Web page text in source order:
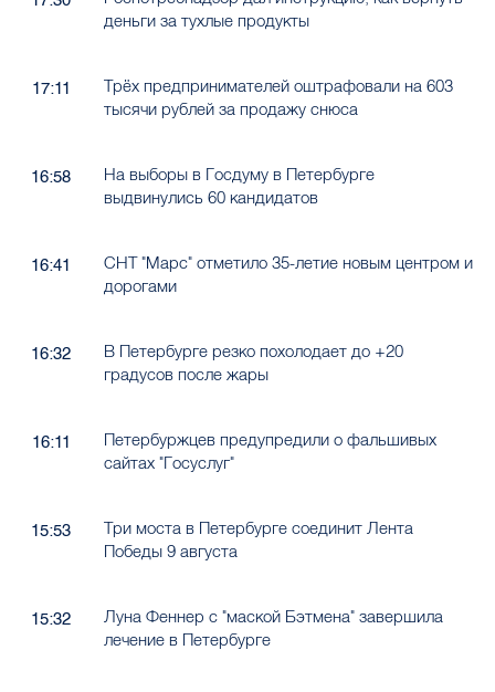
деньги за тухлые продукты
17:11
Трёх предпринимателей оштрафовали на 603
тысячи рублей за продажу снюса
16:58
На выборы в Госдуму в Петербурге
выдвинулись 60 кандидатов
16:41
СНТ "Марс" отметило 35-летие новым центром и
дорогами
16:32
В Петербурге резко похолодает до +20
градусов после жары
16:11
Петербуржцев предупредили о фальшивых
сайтах "Госуслуг"
15:53
Три моста в Петербурге соединит Лента
Победы 9 августа
15:32
Луна Феннер с "маской Бэтмена" завершила
лечение в Петербурге